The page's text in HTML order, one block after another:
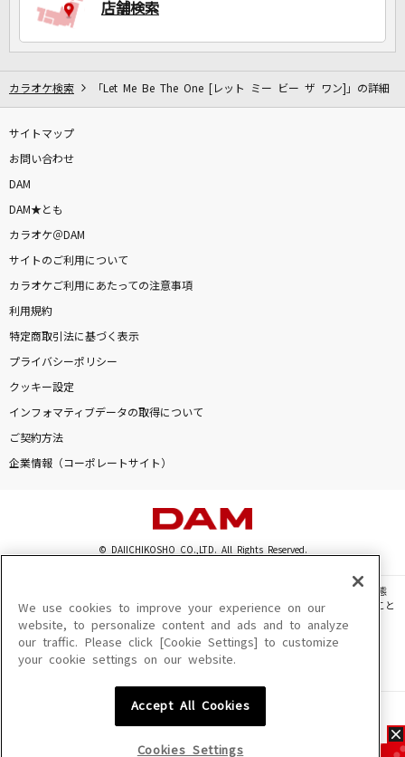
店舗検索
カラオケ検索 「Let Me Be The One [レット ミー ビー ザ ワン]」の詳細
サイトマップ
お問い合わせ
DAM
DAM★とも
カラオケ＠DAM
サイトのご利用について
カラオケご利用にあたっての注意事項
利用規約
特定商取引法に基づく表示
プライバシーポリシー
クッキー設定
インフォマティブデータの取得について
ご契約方法
企業情報（コーポレートサイト）
© DAIICHIKOSHO CO.,LTD. All Rights Reserved.
このサイトに掲載されている一切の文章・画像・写真・動画・音声等を、手段や形態
を問わず、著作権法の定める範囲を超えて無断で複製、転載、ファイル化などすること
を禁じます。
楽曲及びコンテンツは、機種によりご利用いただけない場合があります。
楽曲及びコンテンツの配信日、配信内容が変更になる場合があります。
We use cookies to improve your experience on our
website, to personalize content and ads and to analyze
our traffic. Please click [Cookie Settings] to customize
your cookie settings on our website.
Accept All Cookies
Cookies Settings